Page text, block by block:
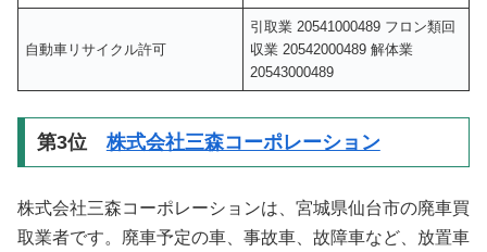
自動車リサイクル許可
引取業 20541000489 フロン類回
収業 20542000489 解体業
20543000489
第3位株式会社三森コーポレーション
株式会社三森コーポレーションは、宮城県仙台市の廃車買
取業者です。廃車予定の車、事故車、故障車など、放置車